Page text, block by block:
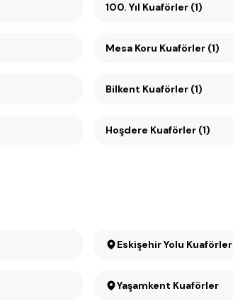
100. Yıl Kuaförler (1)
Mesa Koru Kuaförler (1)
Bilkent Kuaförler (1)
Hoşdere Kuaförler (1)
Eskişehir Yolu Kuaförler
Yaşamkent Kuaförler